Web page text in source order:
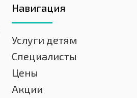
Навигация
Услуги детям
Специалисты
Цены
Акции